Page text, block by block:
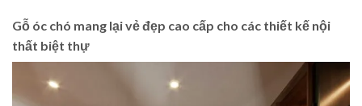
Gỗ óc chó mang lại vẻ đẹp cao cấp cho các thiết kế nội
thất biệt thự